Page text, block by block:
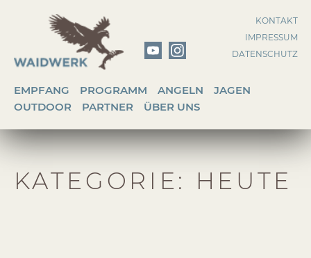
KONTAKT
IMPRESSUM
DATENSCHUTZ
EMPFANG PROGRAMM ANGELN
JAGEN
OUTDOOR
PARTNER ÜBER UNS
KATEGORIE: HEUTE